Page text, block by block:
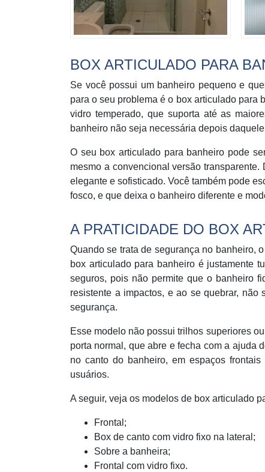
BOX ARTICULADO PARA
Se você possui um banheiro pequeno e
para o seu problema é o box articulado para
vidro temperado, que suporta até as
banheiro não seja necessária depois
O seu box articulado para banheiro pode
mesmo a convencional versão
elegante e sofisticado. Você também pode
fosco, e que deixa o banheiro diferente e
A PRATICIDADE DO BOX
Quando se trata de segurança no banheiro,
box articulado para banheiro é justamente
seguros, pois não permite que o banheiro
resistente a impactos, e ao se quebrar,
segurança.
Esse modelo não possui trilhos superiores
porta normal, que abre e fecha com a ajuda
no canto do banheiro, em espaços
usuários.
A seguir, veja os modelos de box articulado
Frontal;
Box de canto com vidro fixo na lateral;
Sobre a banheira;
Frontal com vidro fixo.